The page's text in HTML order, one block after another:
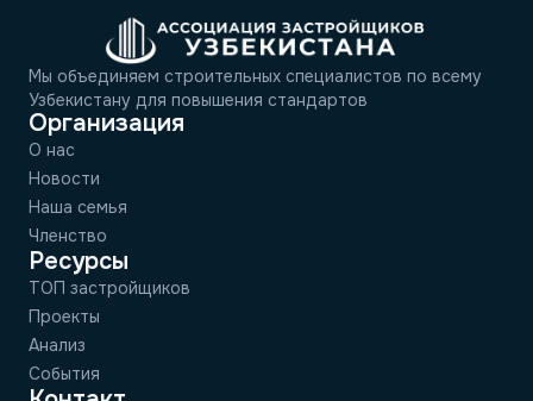
Мы объединяем строительных специалистов по всему
Узбекистану для повышения стандартов
Организация
О нас
Новости
Наша семья
Членство
Ресурсы
ТОП застройщиков
Проекты
Анализ
События